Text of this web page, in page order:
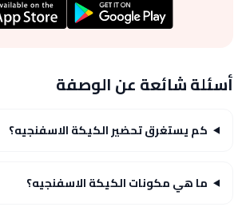
أسئلة شائعة عن الوصفة
كم يستغرق تحضير الكيكة الاسفنجيه؟
ما هي مكونات الكيكة الاسفنجيه؟